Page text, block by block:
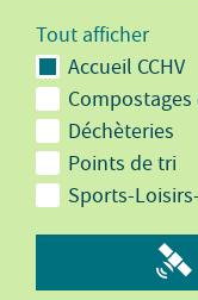
Tout afficher
Accueil CCHV
Déchèteries
Points de tri
Sports-